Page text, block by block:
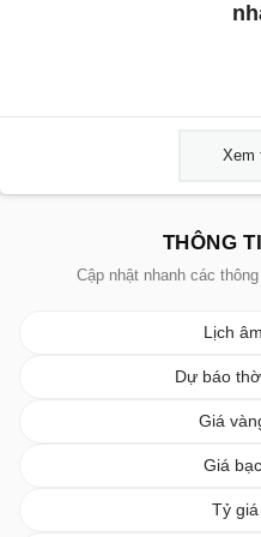
Xem
THÔNG
Cập nhật nhanh các
Lịch
Dự báo
Giá
Giá
Tỷ